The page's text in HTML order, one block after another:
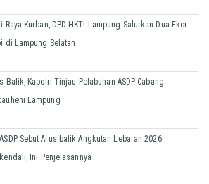
Raya Kurban, DPD HKTI Lampung Salurkan Dua Ekor
di Lampung Selatan
Balik, Kapolri Tinjau Pelabuhan ASDP Cabang
Lampung
Sebut Arus balik Angkutan Lebaran 2026
Ini Penjelasannya